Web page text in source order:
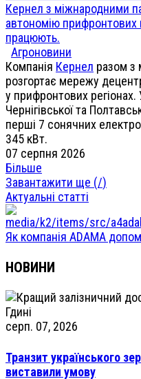
Кернел з міжнародними
автономію
працюють.
Агроновини
Компанія Кернел разом з
розгортає мережу
у прифронтових
Чернігівської та
перші 7 сонячних
345 кВт.
07 серпня 2026
Більше
Завантажити ще (/)
Актуальні статті
Як компанія ADAMA
НОВИНИ
серп. 07, 2026
Транзит українського
виставили умову